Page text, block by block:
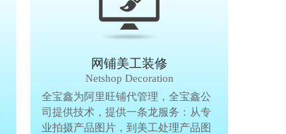
移动终端研发
Mobile Terminal
移动互联网的时代，抢先一步把您的
生意做到手机上，单独做手机移动网
站、设计个性化移动网页，建站和优
网铺美工装修
Netshop Decoration
全宝鑫为阿里旺铺代管理，全宝鑫公
司提供技术，提供一条龙服务：从专
业拍摄产品图片，到美工处理产品图